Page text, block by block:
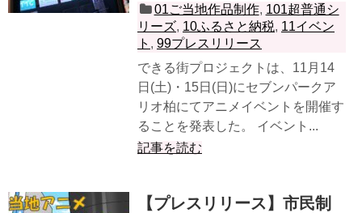
01ご当地作品制作, 101超普通シ
リーズ, 10ふるさと納税, 11イベン
ト , 99プレスリリース
できる街プロジェクトは、11月14
日(土)・15日(日)にセブンパークア
リオ柏にてアニメイベントを開催す
ることを発表した。 イベント...
記事を読む
【プレスリリース】市民制